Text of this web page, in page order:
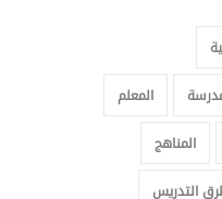
المعلم
المناهج
التدريس